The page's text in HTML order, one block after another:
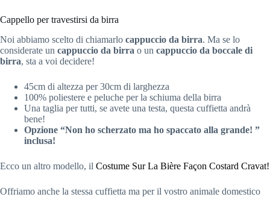
Cappello per travestirsi da birra
Noi abbiamo scelto di chiamarlo cappuccio da birra. Ma se lo
considerate un cappuccio da birra o un cappuccio da boccale di
birra, sta a voi decidere!
45cm di altezza per 30cm di larghezza
100% poliestere e peluche per la schiuma della birra
Una taglia per tutti, se avete una testa, questa cuffietta andrà
bene!
Opzione “Non ho scherzato ma ho spaccato alla grande! ”
inclusa!
Ecco un altro modello, il Costume Sur La Bière Façon Costard Cravat!
Offriamo anche la stessa cuffietta ma per il vostro animale domestico